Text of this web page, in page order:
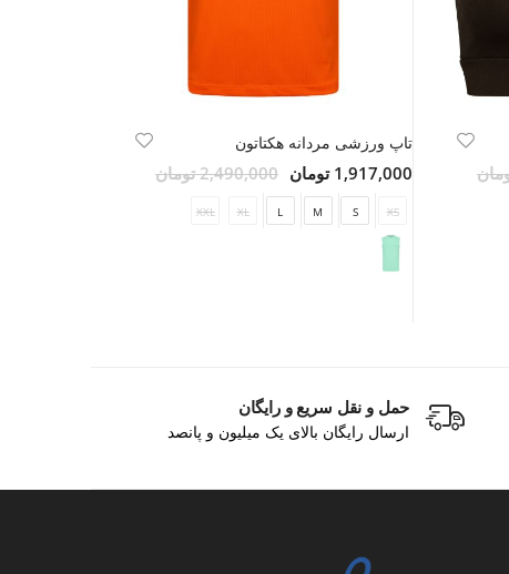
تاپ ورزشی مردانه هکتاتون
1,917,000 تومان 2,490,000 تومان
XS
S
M
L
XL
XXL
حمل و نقل سریع و رایگان
ارسال رایگان بالای یک میلیون و پانصد